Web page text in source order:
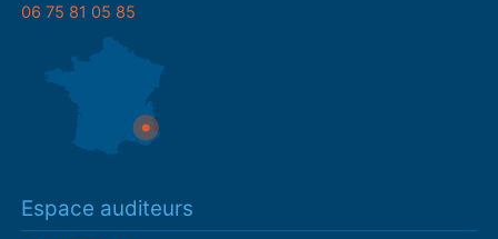
06 75 81 05 85
Espace auditeurs